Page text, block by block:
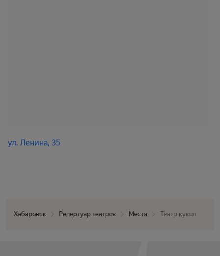
ул. Ленина, 35
Хабаровск Репертуар театров Места Театр кукол